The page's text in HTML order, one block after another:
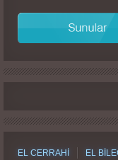
EL CERRAHI EL